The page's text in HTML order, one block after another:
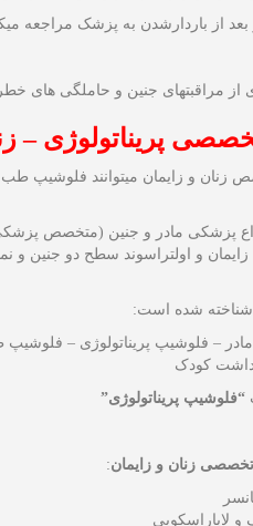
بعد از باردارشدن به پزشک مراجعه
از مراقبتهای جنین و حاملگی های
پریناتولوژی –
و زایمان میتوانند فلوشیپ طب
پزشکی مادر و جنین (متخصص
و اولتراسوند سطح دو جنین و
شناخته شده است:
– فلوشیپ پریناتولوژی – فلوشیپ
کودک
“فلوشیپ پریناتولوژی”
زنان و زایمان:
لاپاراسکوپي